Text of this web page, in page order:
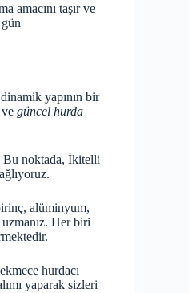
amacını taşır ve
yapının bir
güncel hurda
Bu noktada, İkitelli
alüminyum,
Her biri
hurdacı
yaparak sizleri